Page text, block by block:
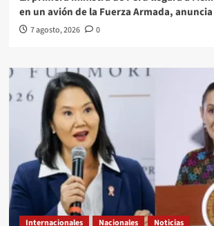
en un avión de la Fuerza Armada,
7 agosto, 2026 0
Internacionales Nacionales Noticias